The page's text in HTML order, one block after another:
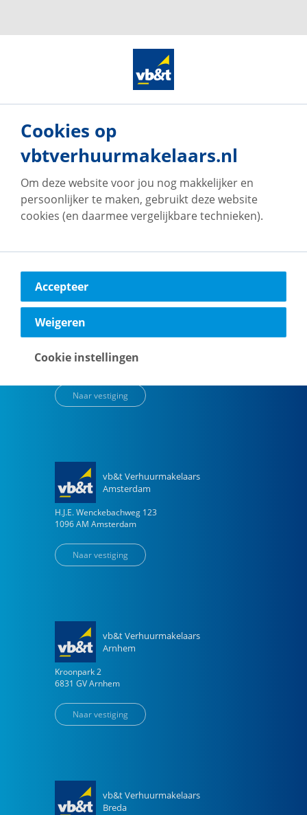
dan ook geen rechten worden ontleend.**
Vestdijk 180
5611 CZ Eindhoven
Naar vestiging
vb&t Verhuurmakelaars
Amsterdam
H.J.E. Wenckebachweg 123
1096 AM Amsterdam
Naar vestiging
vb&t Verhuurmakelaars
Arnhem
Kroonpark 2
6831 GV Arnhem
Naar vestiging
vb&t Verhuurmakelaars
Breda
Cookies op
vbtverhuurmakelaars.nl
Om deze website voor jou nog makkelijker en
persoonlijker te maken, gebruikt deze website
cookies (en daarmee vergelijkbare technieken).
Accepteer
Weigeren
Cookie instellingen